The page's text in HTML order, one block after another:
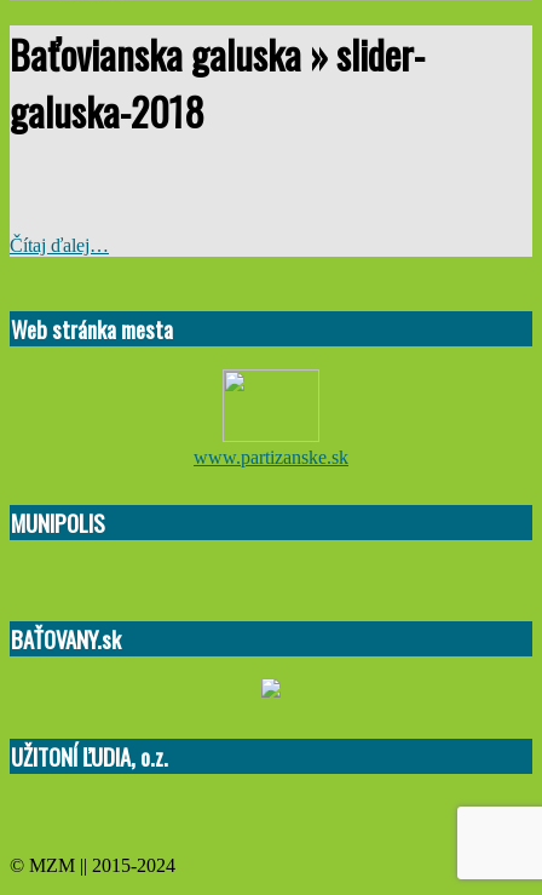
Baťovianska galuska »slider-
galuska-2018
Čítaj ďalej…
04-
04
Web stránka mesta
www.partizanske.sk
MUNIPOLIS
BAŤOVANY.sk
UŽITONÍ ĽUDIA, o.z.
© MZM || 2015-2024